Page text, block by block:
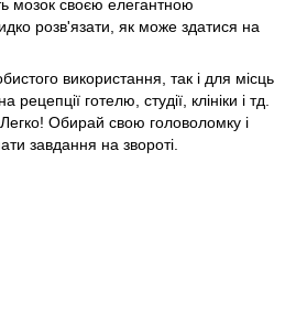
мозок своєю елегантною
розв'язати, як може здатися на
використання, так і для місць
готелю, студії, клініки і тд.
Обирай свою головоломку і
завдання на звороті.